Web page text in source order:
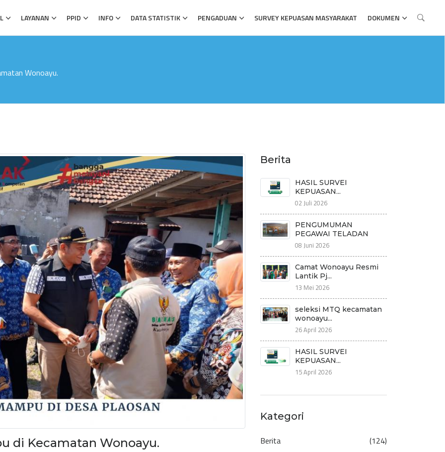
LAYANAN PPID INFO DATA STATISTIK PENGADUAN SURVEY KEPUASAN MASYARAKAT DOKUMEN
Wonoayu.
di Kecamatan Wonoayu.
Berita
HASIL SURVEI
KEPUASAN...
02 Juli 2026
PENGUMUMAN
PEGAWAI TELADAN
08 Juni 2026
Camat Wonoayu Resmi
Lantik Pj...
13 Mei 2026
seleksi MTQ kecamatan
wonoayu...
26 April 2026
HASIL SURVEI
KEPUASAN...
15 April 2026
Kategori
Berita (124)